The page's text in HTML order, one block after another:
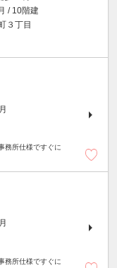
/ 10階建
３丁目
務所仕様ですぐに
務所仕様ですぐに